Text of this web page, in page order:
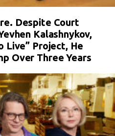
Despite Court
Kalashnykov,
Live” Project, He
Over Three Years